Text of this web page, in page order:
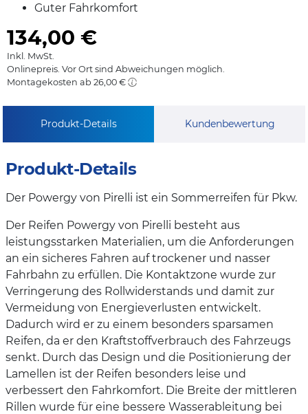
Guter Fahrkomfort
134,00 €
Inkl. MwSt.
Onlinepreis. Vor Ort sind Abweichungen möglich.
Montagekosten ab 26,00 €
Produkt-Details Kundenbewertung
Produkt-Details
Der Powergy von Pirelli ist ein Sommerreifen für Pkw.
Der Reifen Powergy von Pirelli besteht aus
leistungsstarken Materialien, um die Anforderungen
an ein sicheres Fahren auf trockener und nasser
Fahrbahn zu erfüllen. Die Kontaktzone wurde zur
Verringerung des Rollwiderstands und damit zur
Vermeidung von Energieverlusten entwickelt.
Dadurch wird er zu einem besonders sparsamen
Reifen, da er den Kraftstoffverbrauch des Fahrzeugs
senkt. Durch das Design und die Positionierung der
Lamellen ist der Reifen besonders leise und
verbessert den Fahrkomfort. Die Breite der mittleren
Rillen wurde für eine bessere Wasserableitung bei